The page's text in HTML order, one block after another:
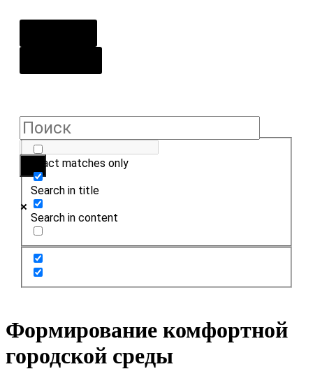
Exact matches only
Search in title
Search in content
Формирование комфортной
городской среды